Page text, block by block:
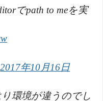
でpath to meを実
2017年10月16日
環境が違うのでし